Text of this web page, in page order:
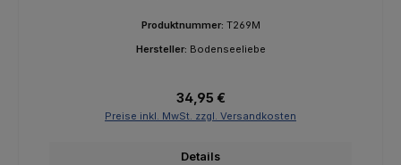
Produktnummer: T269M
Hersteller: Bodenseeliebe
Regulärer Preis:
34,95 €
Preise inkl. MwSt. zzgl. Versandkosten
Details